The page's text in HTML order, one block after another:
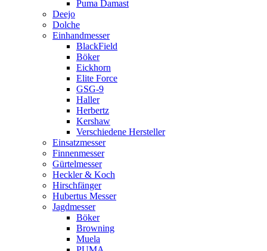
Puma Damast
Deejo
Dolche
Einhandmesser
BlackField
Böker
Eickhorn
Elite Force
GSG-9
Haller
Herbertz
Kershaw
Verschiedene Hersteller
Einsatzmesser
Finnenmesser
Gürtelmesser
Heckler & Koch
Hirschfänger
Hubertus Messer
Jagdmesser
Böker
Browning
Muela